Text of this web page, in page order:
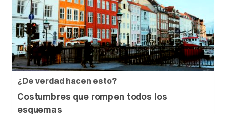
¿De verdad hacen esto?
Costumbres que rompen todos los
esquemas